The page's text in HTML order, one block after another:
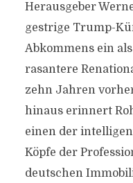
Herausgeber
gestrige Trump-
Abkommens ein
rasantere
zehn Jahren
hinaus erinnert
einen der
Köpfe der
deutschen